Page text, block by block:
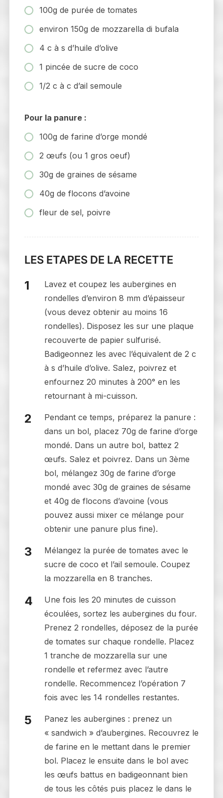
100g de purée de tomates
environ 150g de mozzarella di bufala
4 c à s d’huile d’olive
1 pincée de sucre de coco
1/2 c à c d’ail semoule
Pour la panure :
100g de farine d’orge mondé
2 œufs (ou 1 gros oeuf)
30g de graines de sésame
40g de flocons d’avoine
fleur de sel, poivre
LES ETAPES DE LA RECETTE
Lavez et coupez les aubergines en
rondelles d’environ 8 mm d’épaisseur
(vous devez obtenir au moins 16
rondelles). Disposez les sur une plaque
recouverte de papier sulfurisé.
Badigeonnez les avec l’équivalent de 2 c
à s d’huile d’olive. Salez, poivrez et
enfournez 20 minutes à 200° en les
retournant à mi-cuisson.
Pendant ce temps, préparez la panure :
dans un bol, placez 70g de farine d’orge
mondé. Dans un autre bol, battez 2
œufs. Salez et poivrez. Dans un 3ème
bol, mélangez 30g de farine d’orge
mondé avec 30g de graines de sésame
et 40g de flocons d’avoine (vous
pouvez aussi mixer ce mélange pour
obtenir une panure plus fine).
Mélangez la purée de tomates avec le
sucre de coco et l’ail semoule. Coupez
la mozzarella en 8 tranches.
Une fois les 20 minutes de cuisson
écoulées, sortez les aubergines du four.
Prenez 2 rondelles, déposez de la purée
de tomates sur chaque rondelle. Placez
1 tranche de mozzarella sur une
rondelle et refermez avec l’autre
rondelle. Recommencez l’opération 7
fois avec les 14 rondelles restantes.
Panez les aubergines : prenez un
« sandwich » d’aubergines. Recouvrez le
de farine en le mettant dans le premier
bol. Placez le ensuite dans le bol avec
les œufs battus en badigeonnant bien
de tous les côtés puis placez le dans le